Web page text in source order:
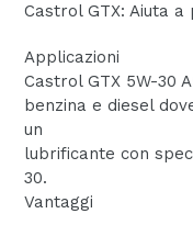
Castrol GTX: Aiuta
Applicazioni
Castrol GTX 5W-30
benzina e diesel
un
lubrificante con
30.
Vantaggi